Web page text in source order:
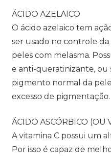
ÁCIDO AZELAICO
O ácido azelaico tem
ser usado no controle da
peles com melasma.
e anti-queratinizante, ou
pigmento normal da
excesso de pigmentação.
ÁCIDO ASCÓRBICO (OU
A vitamina C possui um
Por isso é capaz de